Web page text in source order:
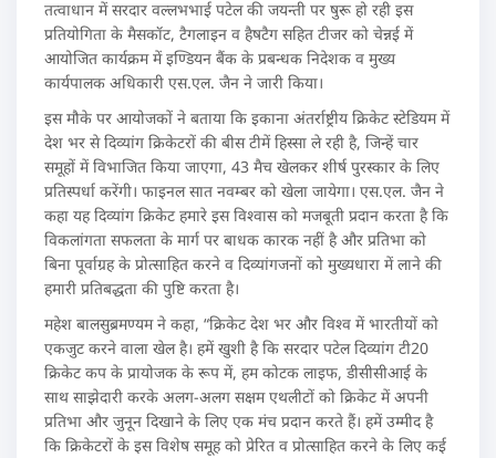
तत्वाधान में सरदार वल्लभभाई पटेल की जयन्ती पर षुरू हो रही इस
प्रतियोगिता के मैसकॉट, टैगलाइन व हैषटैग सहित टीजर को चेन्नई में
आयोजित कार्यक्रम में इण्डियन बैंक के प्रबन्धक निदेशक व मुख्य
कार्यपालक अधिकारी एस.एल. जैन ने जारी किया।
इस मौके पर आयोजकों ने बताया कि इकाना अंतर्राष्ट्रीय क्रिकेट स्टेडियम में
देश भर से दिव्यांग क्रिकेटरों की बीस टीमें हिस्सा ले रही है, जिन्हें चार
समूहों में विभाजित किया जाएगा, 43 मैच खेलकर शीर्ष पुरस्कार के लिए
प्रतिस्पर्धा करेंगी। फाइनल सात नवम्बर को खेला जायेगा। एस.एल. जैन ने
कहा यह दिव्यांग क्रिकेट हमारे इस विश्वास को मजबूती प्रदान करता है कि
विकलांगता सफलता के मार्ग पर बाधक कारक नहीं है और प्रतिभा को
बिना पूर्वाग्रह के प्रोत्साहित करने व दिव्यांगजनों को मुख्यधारा में लाने की
हमारी प्रतिबद्धता की पुष्टि करता है।
महेश बालसुब्रमण्यम ने कहा, “क्रिकेट देश भर और विश्व में भारतीयों को
एकजुट करने वाला खेल है। हमें खुशी है कि सरदार पटेल दिव्यांग टी20
क्रिकेट कप के प्रायोजक के रूप में, हम कोटक लाइफ, डीसीसीआई के
साथ साझेदारी करके अलग-अलग सक्षम एथलीटों को क्रिकेट में अपनी
प्रतिभा और जुनून दिखाने के लिए एक मंच प्रदान करते हैं। हमें उम्मीद है
कि क्रिकेटरों के इस विशेष समूह को प्रेरित व प्रोत्साहित करने के लिए कई